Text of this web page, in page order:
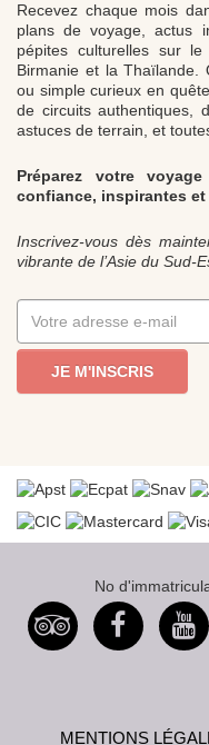
Recevez chaque mois
plans de voyage, actus
pépites culturelles sur
Birmanie et la Thaïlande.
ou simple curieux en
de circuits authentiques,
astuces de terrain, et
Préparez votre
confiance, inspirantes
Inscrivez-vous dès
vibrante de l’Asie du Sud-
JE M'INSCRIS
No
MENTIONS